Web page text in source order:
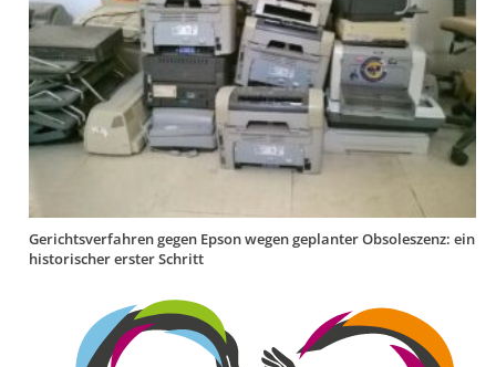
Gerichtsverfahren gegen Epson wegen geplanter Obsoleszenz: ein
historischer erster Schritt